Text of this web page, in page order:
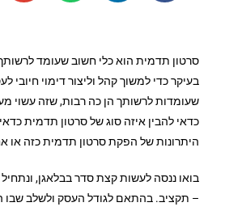
סרטון תדמית הוא כלי חשוב שעומד
בעיקר כדי למשוך קהל וליצור דימוי חיובי
שעומדות לרשותך הן כה רבות, שזה עשוי
כדאי להבין איזה סוג של סרטון תדמית
היתרונות של הפקת סרטון תדמית כזה או
בואו ננסה לעשות קצת סדר בבלאגן, ונתחיל
– תקציב. בהתאם לגודל העסק ולשלב שבו